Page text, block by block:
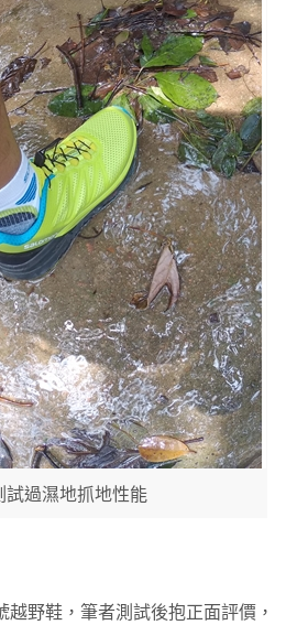
試過濕地抓地性能
越野鞋，筆者測試後抱正面評價，